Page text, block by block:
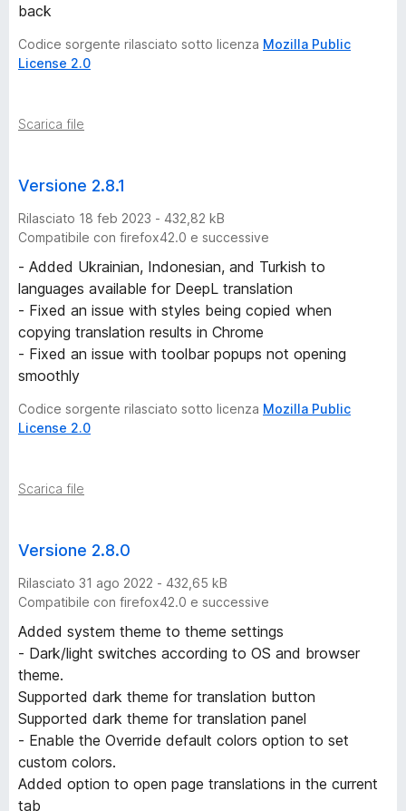
-
5
v
e
r
s
i
o
n
i
back
Codice sorgente rilasciato sotto licenza Mozilla Public
License 2.0
Scarica file
Versione 2.8.1
Rilasciato 18 feb 2023 - 432,82 kB
Compatibile con firefox42.0 e successive
- Added Ukrainian, Indonesian, and Turkish to
languages available for DeepL translation
- Fixed an issue with styles being copied when
copying translation results in Chrome
- Fixed an issue with toolbar popups not opening
smoothly
Codice sorgente rilasciato sotto licenza Mozilla Public
License 2.0
Scarica file
Versione 2.8.0
Rilasciato 31 ago 2022 - 432,65 kB
Compatibile con firefox42.0 e successive
Added system theme to theme settings
- Dark/light switches according to OS and browser
theme.
Supported dark theme for translation button
Supported dark theme for translation panel
- Enable the Override default colors option to set
custom colors.
Added option to open page translations in the current
tab